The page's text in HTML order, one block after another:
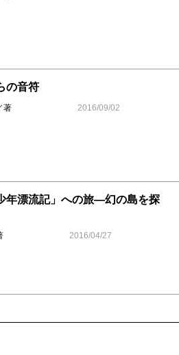
の音符
著 2016/09/02
年漂流記」への旅―幻の島を探
2016/04/27